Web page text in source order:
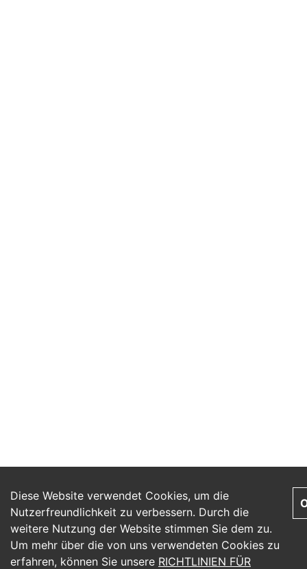
Diese Website verwendet Cookies, um die
Nutzerfreundlichkeit zu verbessern. Durch die
weitere Nutzung der Website stimmen Sie dem zu.
Um mehr über die von uns verwendeten Cookies zu
erfahren, können Sie unsere RICHTLINIEN FÜR